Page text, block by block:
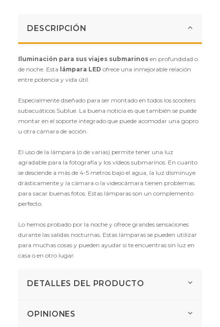
DESCRIPCIÓN
Iluminación para sus viajes submarinos en profundidad o
de noche. Esta lámpara LED ofrece una inmejorable relación
entre potencia y vida útil.
Especialmente diseñado para ser montado en todos los scooters
subacuáticos Sublue. La buena noticia es que también se puede
montar en el soporte integrado que puede acomodar una gopro
u otra cámara de acción.
El uso de la lámpara (o de varias) permite tener una luz
agradable para la fotografía y los vídeos submarinos. En cuanto
se desciende a más de 4-5 metros bajo el agua, la luz disminuye
drásticamente y la cámara o la videocámara tienen problemas
para sacar buenas fotos. Estas lámparas son un complemento
perfecto.
Lo hemos probado por la noche y ofrece grandes sensaciones
durante las salidas nocturnas. Estas lámparas se pueden utilizar
para muchas cosas y pueden ayudar si te encuentras sin luz en
casa o en otro lugar.
DETALLES DEL PRODUCTO
OPINIONES